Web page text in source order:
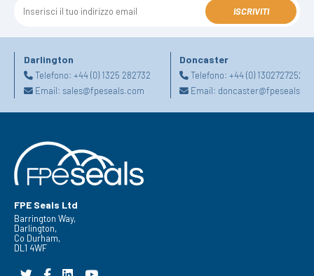
ISCRIVITI
Darlington
Telefono: +44 (0) 1325 282732
Email: sales@fpeseals.com
Doncaster
Telefono:+44 (0) 1302727252
Email:
FPE Seals Ltd
Barrington Way,
Darlington,
Co Durham,
DL1 4WF